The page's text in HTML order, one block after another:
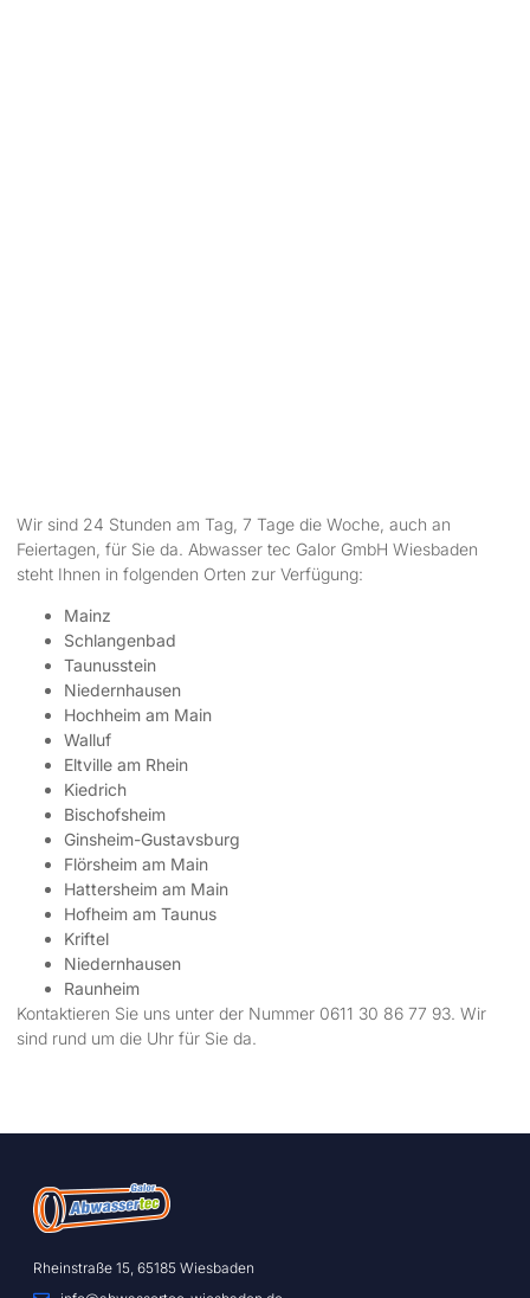
Wir sind 24 Stunden am Tag, 7 Tage die Woche, auch an
Feiertagen, für Sie da. Abwasser tec Galor GmbH Wiesbaden
steht Ihnen in folgenden Orten zur Verfügung:
Mainz
Schlangenbad
Taunusstein
Niedernhausen
Hochheim am Main
Walluf
Eltville am Rhein
Kiedrich
Bischofsheim
Ginsheim-Gustavsburg
Flörsheim am Main
Hattersheim am Main
Hofheim am Taunus
Kriftel
Niedernhausen
Raunheim
Kontaktieren Sie uns unter der Nummer 0611 30 86 77 93. Wir
sind rund um die Uhr für Sie da.
Rheinstraße 15, 65185 Wiesbaden